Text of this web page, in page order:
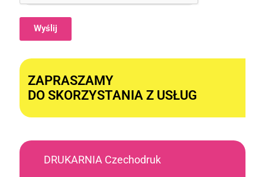
Wyślij
ZAPRASZAMY
DO SKORZYSTANIA Z USŁUG
DRUKARNIA Czechodruk